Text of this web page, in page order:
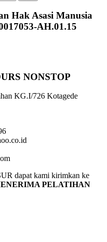
Hak Asasi Manusia
AH.01.15
NONSTOP
KG.I/726 Kotagede
dapat kami kirimkan ke
PELATIHAN